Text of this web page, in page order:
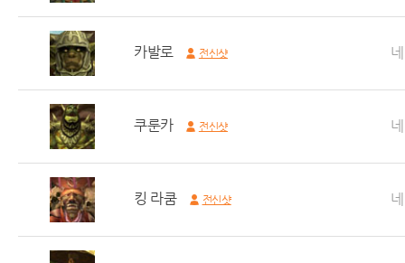
카발로 전신샷
쿠룬카 전신샷
킹 라쿰 전신샷